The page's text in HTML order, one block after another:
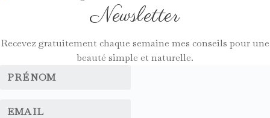
Newsletter
Recevez gratuitement chaque semaine mes conseils pour une
beauté simple et naturelle.